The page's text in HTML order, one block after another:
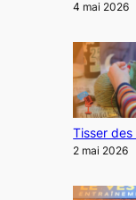
4 mai 2026
Tisser des
2 mai 2026